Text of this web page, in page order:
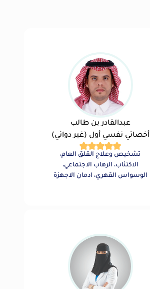
عبدالقادر بن طالب
أخصائي نفسي أول (غير دوائي)
تشخيص وعلاج القلق العام،
الاكتئاب، الرهاب الاجتماعي،
الوسواس القهري، ادمان الاجهزة